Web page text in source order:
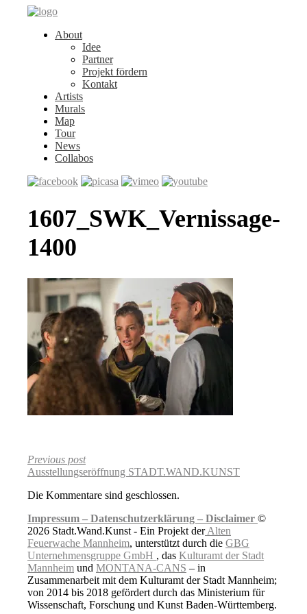
About
Idee
Partner
Projekt fördern
Kontakt
Artists
Murals
Map
Tour
News
Collabos
1607_SWK_Vernissage-
1400
Previous post
Ausstellungseröffnung STADT.WAND.KUNST
Die Kommentare sind geschlossen.
Impressum – Datenschutzerklärung – Disclaimer ©
2026 Stadt.Wand.Kunst - Ein Projekt derAlten
Feuerwache Mannheim, unterstützt durch die GBG
Unternehmensgruppe GmbH , das Kulturamt der Stadt
Mannheim und MONTANA-CANS – in
Zusammenarbeit mit dem Kulturamt der Stadt Mannheim;
von 2014 bis 2018 gefördert durch das Ministerium für
Wissenschaft, Forschung und Kunst Baden-Württemberg.